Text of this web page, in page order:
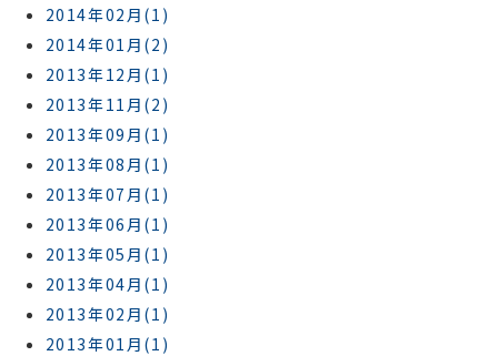
2014年02月(1)
2014年01月(2)
2013年12月(1)
2013年11月(2)
2013年09月(1)
2013年08月(1)
2013年07月(1)
2013年06月(1)
2013年05月(1)
2013年04月(1)
2013年02月(1)
2013年01月(1)